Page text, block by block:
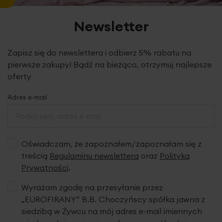
miękkiej i aksamitnej strukturzeoraz gładkiej,
półmatowej powierzchni. Dzięki krótkiej i gęstej
strukturze włosa
wysokiej gramaturze aż
300g/m2 po zawieszeniu doskonale się układa,
Newsletter
Zapisz się do newslettera i odbierz 5% rabatu na
pierwsze zakupy! Bądź na bieżąco, otrzymuj najlepsze
oferty
Adres e-mail
Oświadczam, że zapoznałem/zapoznałam się z
treścią Regulaminu newslettera oraz Polityką
Prywatności.
Wyrażam zgodę na przesyłanie przez
„EUROFIRANY” B.B. Choczyńscy spółka jawna z
siedzibą w Żywcu na mój adres e-mail imiennych